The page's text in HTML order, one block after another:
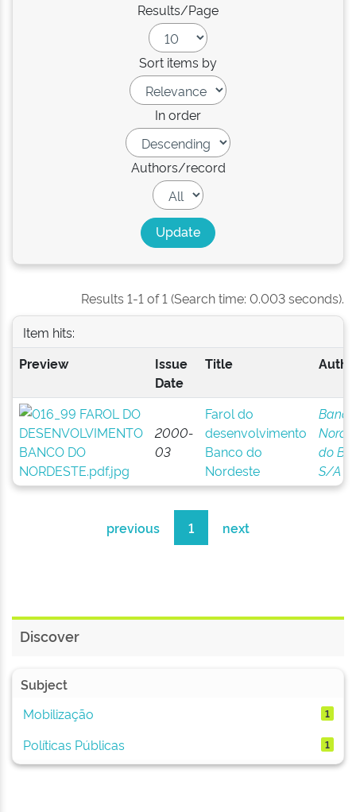
Results/Page
Sort items by
In order
Authors/record
Results 1-1 of 1 (Search time: 0.003 seconds).
Item hits:
Preview
Issue
Date
Title
2000-
03
Farol do
desenvolvimento
Banco do
Nordeste
do
S/A
previous 1 next
Discover
Subject
Mobilização
1
Políticas Públicas 1